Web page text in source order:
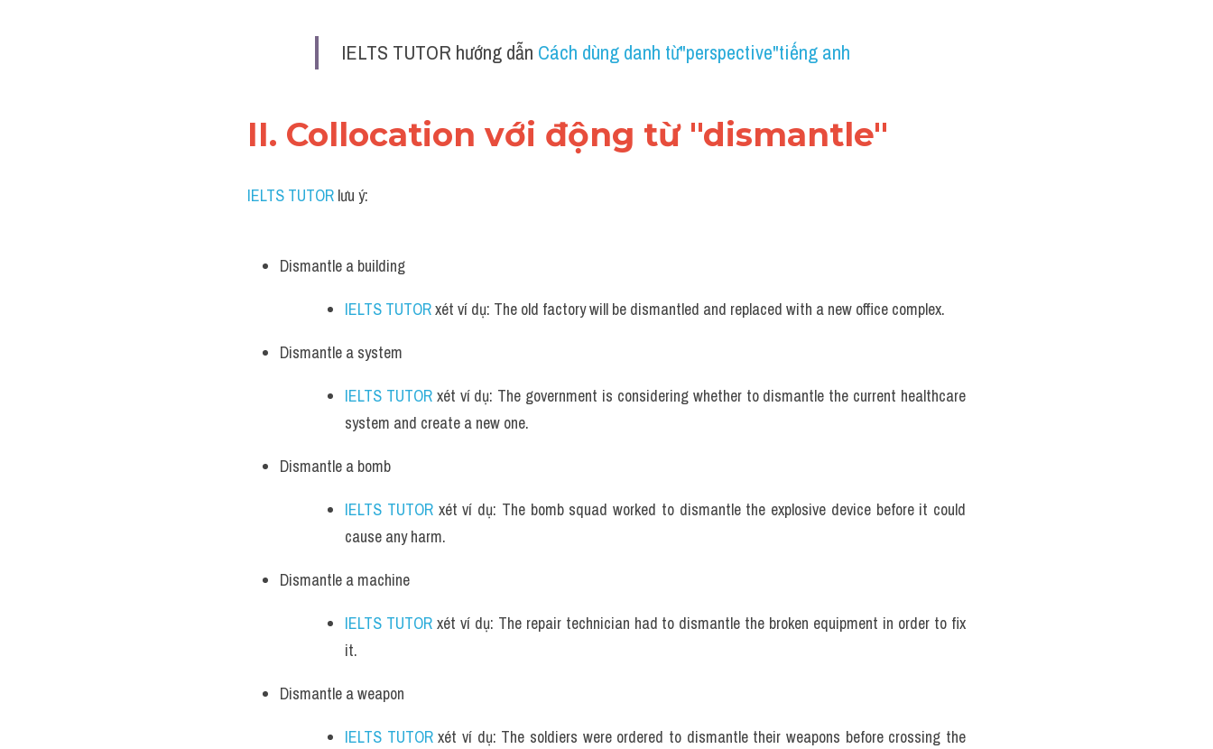
IELTS TUTOR hướng dẫn Cách dùng danh từ"perspective"tiếng anh
II. Collocation với động từ "dismantle"
IELTS TUTOR lưu ý:
Dismantle a building
IELTS TUTOR xét ví dụ: The old factory will be dismantled and replaced with a new office complex.
Dismantle a system
IELTS TUTOR xét ví dụ: The government is considering whether to dismantle the current healthcare
system and create a new one.
Dismantle a bomb
IELTS TUTOR xét ví dụ: The bomb squad worked to dismantle the explosive device before it could
cause any harm.
Dismantle a machine
IELTS TUTOR xét ví dụ: The repair technician had to dismantle the broken equipment in order to fix
it.
Dismantle a weapon
IELTS TUTOR xét ví dụ: The soldiers were ordered to dismantle their weapons before crossing the